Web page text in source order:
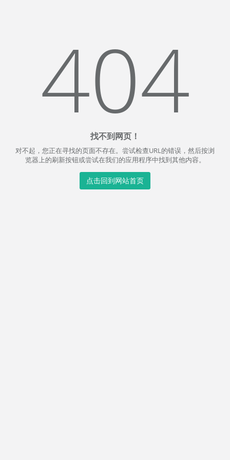
404
找不到网页！
对不起，您正在寻找的页面不存在。尝试检查URL的错误，然后按浏
览器上的刷新按钮或尝试在我们的应用程序中找到其他内容。
点击回到网站首页